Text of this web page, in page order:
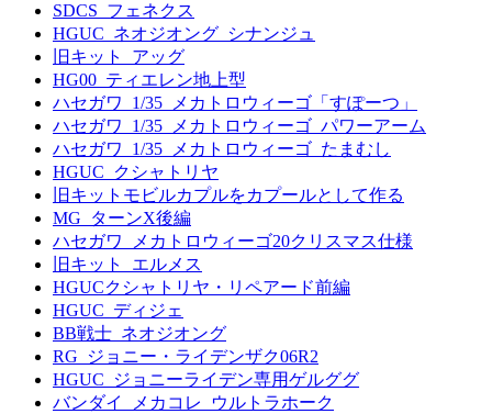
SDCS_フェネクス
HGUC_ネオジオング_シナンジュ
旧キット_アッグ
HG00_ティエレン地上型
ハセガワ_1/35_メカトロウィーゴ「すぽーつ」
ハセガワ_1/35_メカトロウィーゴ_パワーアーム
ハセガワ_1/35_メカトロウィーゴ_たまむし
HGUC_クシャトリヤ
旧キットモビルカプルをカプールとして作る
MG_ターンX後編
ハセガワ_メカトロウィーゴ20クリスマス仕様
旧キット_エルメス
HGUCクシャトリヤ・リペアード前編
HGUC_ディジェ
BB戦士_ネオジオング
RG_ジョニー・ライデンザク06R2
HGUC_ジョニーライデン専用ゲルググ
バンダイ_メカコレ_ウルトラホーク